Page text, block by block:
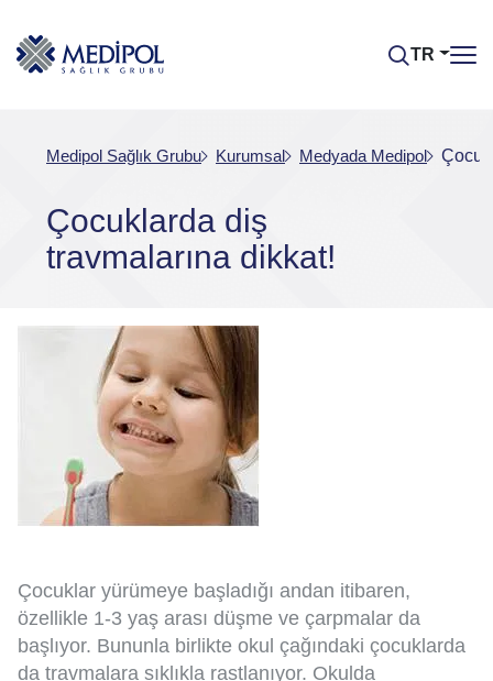
TR
Medipol Sağlık Grubu Kurumsal Medyada Medipol
Çocuklarda diş
travmalarına dikkat!
Çocuklar yürümeye başladığı andan itibaren,
özellikle 1-3 yaş arası düşme ve çarpmalar da
başlıyor. Bununla birlikte okul çağındaki çocuklarda
da travmalara sıklıkla rastlanıyor. Okulda